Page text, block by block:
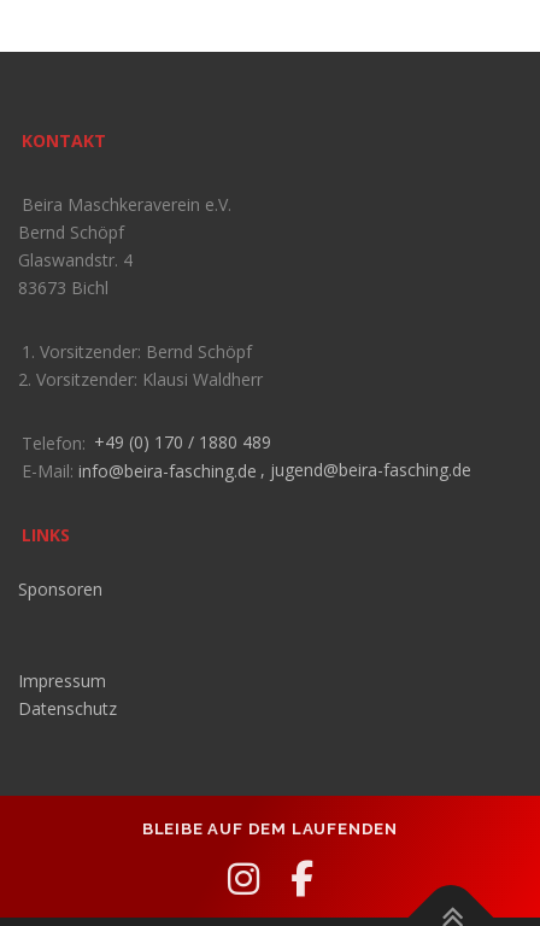
KONTAKT
Beira Maschkeraverein e.V.
Bernd Schöpf
Glaswandstr. 4
83673 Bichl
1. Vorsitzender: Bernd Schöpf
2. Vorsitzender: Klausi Waldherr
Telefon: +49 (0) 170 / 1880 489
E-Mail: info@beira-fasching.de , jugend@beira-fasching.de
LINKS
Sponsoren
Impressum
Datenschutz
BLEIBE AUF DEM LAUFENDEN